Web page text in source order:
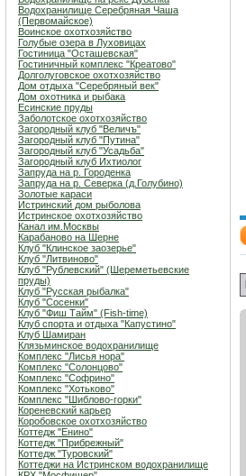
Водохранилище Серебряная Чаша
(Первомайское)
Воинское охотхозяйство
Голубые озера в Луховицах
Гостиница "Осташевcкая"
Гостиничный комплекс "Креатово"
Долголуговское охотхозяйство
Дом отдыха "Серебряный век"
Дом охотника и рыбака
Есинские пруды
Заболотское охотхозяйство
Загородный клуб "Величъ"
Загородный клуб "Путина"
Загородный клуб "Усадьба"
Загородный клуб Ихтиолог
Запруда на р. Городенка
Запруда на р. Северка (д.Голубино)
Золотые караси
Истринский дом рыболова
Истринское охотхозяйство
Канал им.Москвы
Карабаново на Шерне
Клуб "Клинское заозерье"
Клуб "Литвиново"
Клуб "Рублевский" (Шереметьевские
пруды)
Клуб "Русская рыбалка"
Клуб "Сосенки"
Клуб "Фиш Тайм" (Fish-time)
Клуб спорта и отдыха "Капустино"
Клуб Шамиран
Клязьминское водохранилище
Комплекс "Лисья нора"
Комплекс "Солонцово"
Комплекс "Софрино"
Комплекс "Хотьково"
Комплекс "Шиблово-горки"
Кореневский карьер
Коробовское охотхозяйство
Коттедж "Енино"
Коттедж "Прибрежный"
Коттедж "Туровский"
Коттеджи на Истринском водохранилище